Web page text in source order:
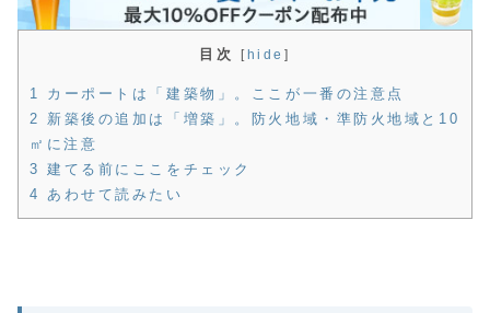
目次 [ hide ]
1 カーポートは「建築物」。ここが一番の注意点
2 新築後の追加は「増築」。防火地域・準防火地域と10
㎡に注意
3 建てる前にここをチェック
4 あわせて読みたい